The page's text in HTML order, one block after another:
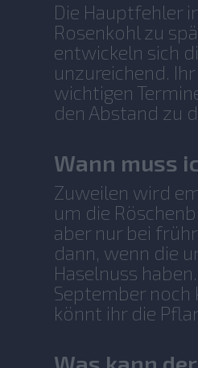
Die Hauptfehler
Rosenkohl zu
entwickeln sich
unzureichend.
wichtigen
den Abstand zu
Wann muss
Zuweilen wird
um die
aber nur bei
dann, wenn die
Haselnuss
September noch
könnt ihr die